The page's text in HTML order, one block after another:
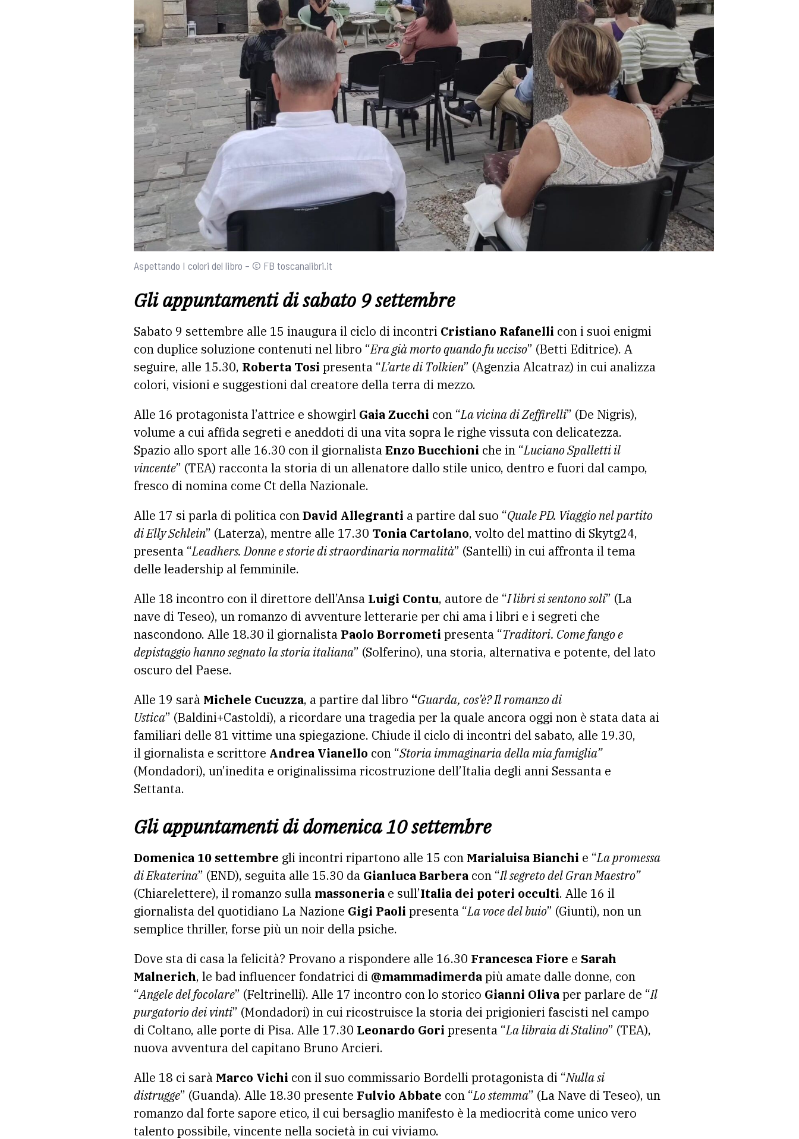
Aspettando I colori del libro – © FB toscanalibri.it
Gli appuntamenti di sabato 9 settembre
Sabato 9 settembre alle 15 inaugura il ciclo di incontri Cristiano Rafanelli con i suoi enigmi
con duplice soluzione contenuti nel libro “Era già morto quando fu ucciso” (Betti Editrice). A
seguire, alle 15.30, Roberta Tosi presenta “L’arte di Tolkien” (Agenzia Alcatraz) in cui analizza
colori, visioni e suggestioni dal creatore della terra di mezzo.
Alle 16 protagonista l’attrice e showgirl Gaia Zucchi con “La vicina di Zeffirelli” (De Nigris),
volume a cui affida segreti e aneddoti di una vita sopra le righe vissuta con delicatezza.
Spazio allo sport alle 16.30 con il giornalistaEnzo Bucchioni che in “Luciano Spalletti il
vincente” (TEA) racconta la storia di un allenatore dallo stile unico, dentro e fuori dal campo,
fresco di nomina come Ct della Nazionale.
Alle 17 si parla di politica conDavid Allegranti a partire dal suo “Quale PD. Viaggio nel partito
di Elly Schlein” (Laterza), mentre alle 17.30 Tonia Cartolano, volto del mattino di Skytg24,
presenta “Leadhers. Donne e storie di straordinaria normalità” (Santelli) in cui affronta il tema
delle leadership al femminile.
Alle 18 incontro con il direttore dell’Ansa Luigi Contu, autore de “I libri si sentono soli” (La
nave di Teseo), un romanzo di avventure letterarie per chi ama i libri e i segreti che
nascondono. Alle 18.30 il giornalista Paolo Borrometi presenta “Traditori. Come fango e
depistaggio hanno segnato la storia italiana” (Solferino), una storia, alternativa e potente, del lato
oscuro del Paese.
Alle 19 sarà Michele Cucuzza, a partire dal libro “Guarda, cos’è? Il romanzo di
Ustica” (Baldini+Castoldi), a ricordare una tragedia per la quale ancora oggi non è stata data ai
familiari delle 81 vittime una spiegazione. Chiude il ciclo di incontri del sabato, alle 19.30,
il giornalista e scrittore Andrea Vianello con “Storia immaginaria della mia famiglia”
(Mondadori), un’inedita e originalissima ricostruzione dell’Italia degli anni Sessanta e
Settanta.
Gli appuntamenti di domenica 10 settembre
Domenica 10 settembre gli incontri ripartono alle 15 con Marialuisa Bianchi e “La promessa
di Ekaterina” (END), seguita alle 15.30 da Gianluca Barbera con “Il segreto del Gran Maestro”
(Chiarelettere), il romanzo sulla massoneria e sull’Italia dei poteri occulti. Alle 16 il
giornalista del quotidiano La Nazione Gigi Paoli presenta “La voce del buio” (Giunti), non un
semplice thriller, forse più un noir della psiche.
Dove sta di casa la felicità? Provano a rispondere alle 16.30 Francesca Fiore e Sarah
Malnerich, le bad influencer fondatrici di @mammadimerdapiù amate dalle donne, con
“Angele del focolare” (Feltrinelli). Alle 17 incontro con lo storico Gianni Olivaper parlare de “Il
purgatorio dei vinti” (Mondadori) in cui ricostruisce la storia dei prigionieri fascisti nel campo
di Coltano, alle porte di Pisa. Alle 17.30 Leonardo Gori presenta “La libraia di Stalino” (TEA),
nuova avventura del capitano Bruno Arcieri.
Alle 18 ci sarà Marco Vichi con il suo commissario Bordelli protagonista di “Nulla si
distrugge” (Guanda). Alle 18.30 presente Fulvio Abbate con “Lo stemma” (La Nave di Teseo), un
romanzo dal forte sapore etico, il cui bersaglio manifesto è la mediocrità come unico vero
talento possibile, vincente nella società in cui viviamo.